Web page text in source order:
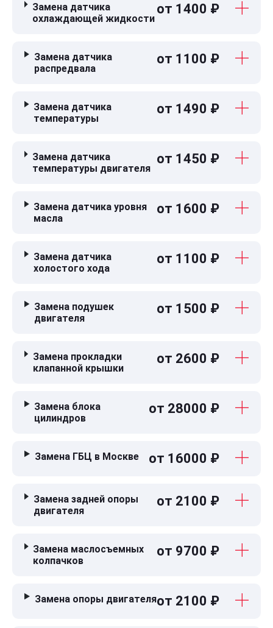
Замена датчика
охлаждающей жидкости
от 1400 ₽
Замена датчика
распредвала
от 1100 ₽
Замена датчика
температуры
от 1490 ₽
Замена датчика
температуры двигателя
от 1450 ₽
Замена датчика уровня
масла
от 1600 ₽
Замена датчика
холостого хода
от 1100 ₽
Замена подушек
двигателя
от 1500 ₽
Замена прокладки
клапанной крышки
от 2600 ₽
Замена блока
цилиндров
от 28000 ₽
Замена ГБЦ в Москве от 16000 ₽
Замена задней опоры
двигателя
от 2100 ₽
Замена маслосъемных
колпачков
от 9700 ₽
Замена опоры двигателяот 2100 ₽